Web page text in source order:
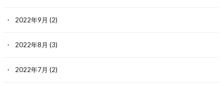
2022年9月 (2)
2022年8月 (3)
2022年7月 (2)